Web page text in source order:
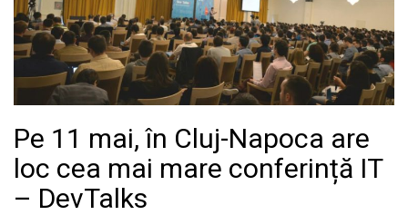
Pe 11 mai, în Cluj-Napoca are
loc cea mai mare conferință IT
– DevTalks